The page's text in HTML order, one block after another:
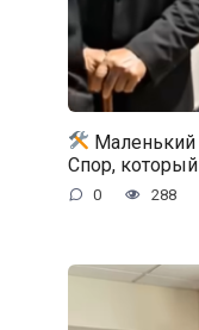
Маленький
Спор,
0 288